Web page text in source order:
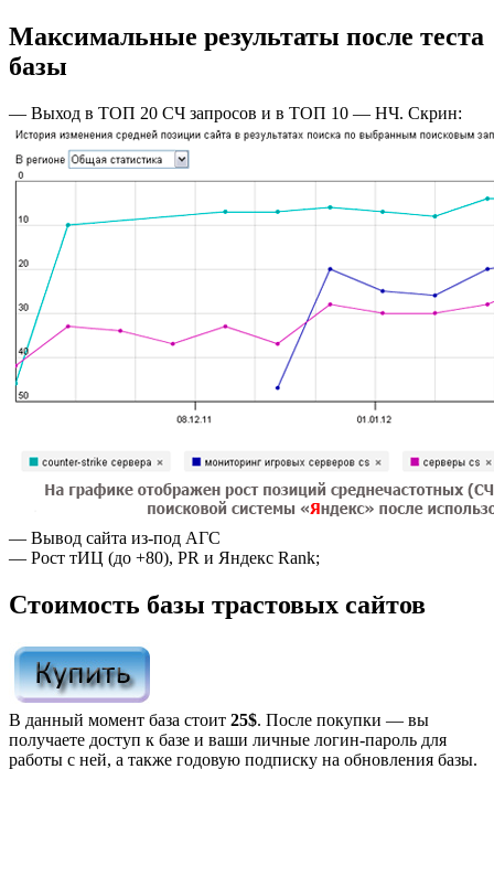
Максимальные результаты после теста
базы
— Выход в ТОП 20 СЧ запросов и в ТОП 10 — НЧ. Скрин:
— Вывод сайта из-под АГС
— Рост тИЦ (до +80), PR и Яндекс Rank;
Стоимость базы трастовых сайтов
В данный момент база стоит 25$. После покупки — вы
получаете доступ к базе и ваши личные логин-пароль для
работы с ней, а также годовую подписку на обновления базы.